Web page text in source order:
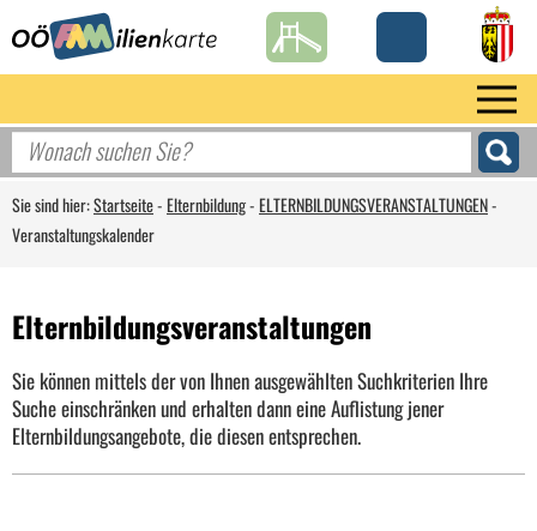
Sie sind hier:Startseite-Elternbildung-ELTERNBILDUNGSVERANSTALTUNGEN-
Veranstaltungskalender
Elternbildungsveranstaltungen
Sie können mittels der von Ihnen ausgewählten Suchkriterien Ihre
Suche einschränken und erhalten dann eine Auflistung jener
Elternbildungsangebote, die diesen entsprechen.